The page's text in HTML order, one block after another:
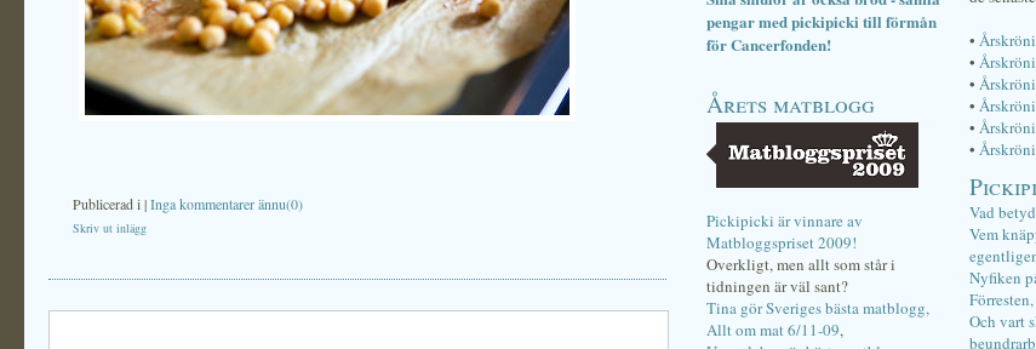
Publicerad i|Inga kommentarer ännu(0)
Skriv ut inlägg
pengar med pickipicki till förmån
för Cancerfonden!
Årets matblogg
Pickipicki är vinnare av
Matbloggspriset 2009!
Overkligt, men allt som står i
tidningen är väl sant?
Tina gör Sveriges bästa matblogg,
Allt om mat 6/11-09,
•
•
•
•
•
•
Vad
Vem
Nyfiken
Och vart